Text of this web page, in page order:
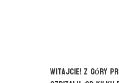
Witajcie! Z góry